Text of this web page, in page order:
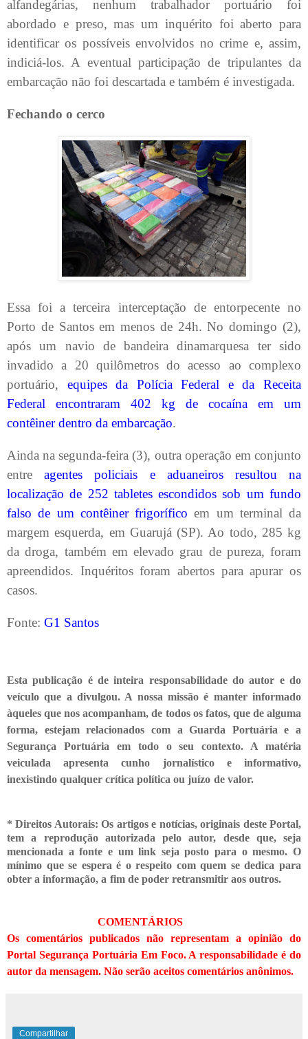
alfandegárias, nenhum trabalhador portuário foi
abordado e preso, mas um inquérito foi aberto para
identificar os possíveis envolvidos no crime e, assim,
indiciá-los. A eventual participação de tripulantes da
embarcação não foi descartada e também é investigada.
Fechando o cerco
Essa foi a terceira interceptação de entorpecente no
Porto de Santos em menos de 24h. No domingo (2),
após um navio de bandeira dinamarquesa ter sido
invadido a 20 quilômetros do acesso ao complexo
portuário, equipes da Polícia Federal e da Receita
Federal encontraram 402 kg de cocaína em um
contêiner dentro da embarcação.
Ainda na segunda-feira (3), outra operação em conjunto
entreagentes policiais e aduaneiros resultou na
localização de 252 tabletes escondidos sob um fundo
falso de um contêiner frigoríficoem um terminal da
margem esquerda, em Guarujá (SP). Ao todo, 285 kg
da droga, também em elevado grau de pureza, foram
apreendidos. Inquéritos foram abertos para apurar os
casos.
Fonte: G1 Santos
Esta publicação é de inteira responsabilidade do autor e do
veículo que a divulgou. A nossa missão é manter informado
àqueles que nos acompanham, de todos os fatos, que de alguma
forma, estejam relacionados com a Guarda Portuária e a
Segurança Portuária em todo o seu contexto. A matéria
veiculada apresenta cunho jornalístico e informativo,
inexistindo qualquer críticapolítica ou juízo de valor.
* Direitos Autorais: Os artigos e notícias, originais deste Portal,
tem a reprodução autorizada pelo autor, desde que, seja
mencionada a fonte e um link seja posto para o mesmo. O
mínimo que se espera é o respeito com quem se dedica para
obter a informação, a fim de poder retransmitiraos outros.
COMENTÁRIOS
Os comentários publicados não representam a opinião do
Portal Segurança Portuária Em Foco. A responsabilidade é do
autor da mensagem. Não serão aceitos comentários anônimos.
Compartilhar